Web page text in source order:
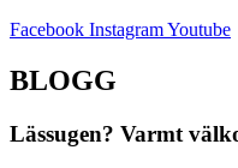
Facebook InstagramYoutube
BLOGG
Lässugen? Varmt